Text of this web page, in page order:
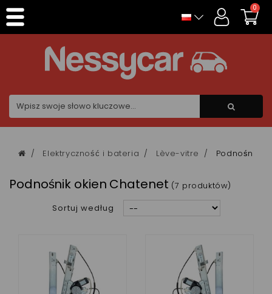
0
Elektryczność i bateria Lève-vitre Podnośnik
Podnośnik okien Chatenet (7 produktów)
Sortuj według
Panel zarządzania plikami cookies